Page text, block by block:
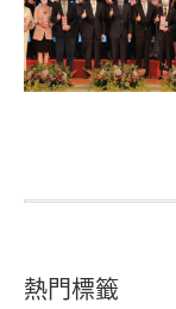
熱門標籤